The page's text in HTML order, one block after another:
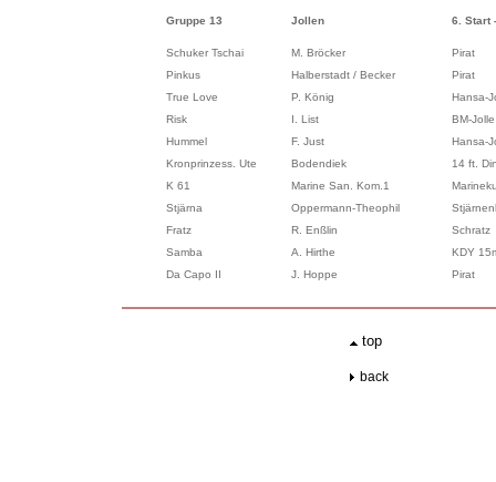
Gruppe 13 Jollen 6. Start -
Schuker Tschai M. Bröcker
Pirat
Pinkus
Halberstadt / Becker
Pirat
True Love
P. König
Hansa-
Risk
I. List
BM-
Hummel
F. Just
Hansa-
Kronprinzess. Ute
Bodendiek
14 ft.
K 61
Marine San. Kom.1
Stjärna
Oppermann-Theophil
Fratz
R. Enßlin
Schratz
Samba
A. Hirthe
KDY
Da Capo II
J. Hoppe Pirat
top.
back